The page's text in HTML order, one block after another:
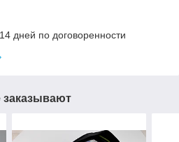
дней по договоренности
заказывают